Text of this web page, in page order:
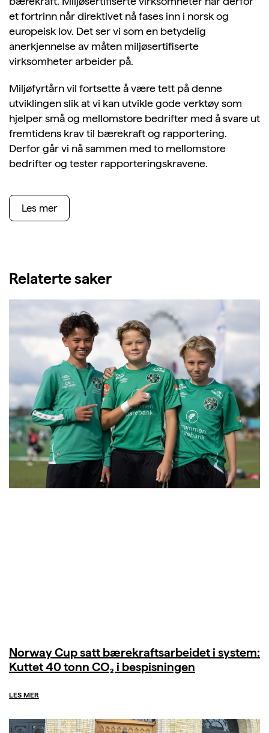
et fortrinn når direktivet nå fases inn i norsk og
europeisk lov. Det ser vi som en betydelig
anerkjennelse av måten miljøsertifiserte
virksomheter arbeider på.
Miljøfyrtårn vil fortsette å være tett på denne
utviklingen slik at vi kan utvikle gode verktøy som
hjelper små og mellomstore bedrifter med å svare ut
fremtidens krav til bærekraft og rapportering.
Derfor går vi nå sammen med to mellomstore
bedrifter og tester rapporteringskravene.
Les mer
Relaterte saker
Norway Cup satt bærekraftsarbeidet i system:
Kuttet 40 tonn CO₂ i bespisningen
LES MER